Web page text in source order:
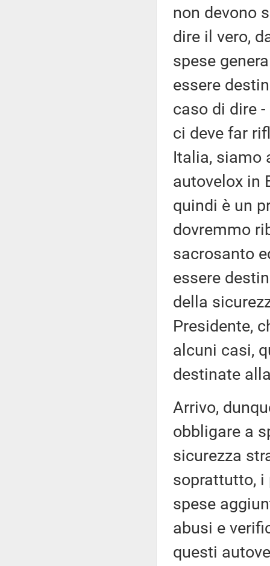
non devono
dire il vero,
spese
essere
caso di dire
ci deve far
Italia, siamo
autovelox in
quindi è un
dovremmo
sacrosanto
essere
della
Presidente,
alcuni casi,
destinate
Arrivo,
obbligare a
sicurezza
soprattutto, i
spese
abusi e
questi